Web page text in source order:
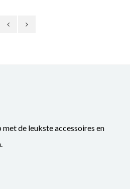
de leukste accessoires en